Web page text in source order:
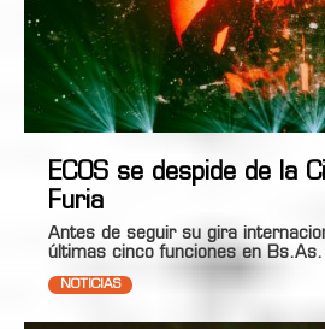
ECOS se despide de la
Furia
Antes de seguir su gira
últimas cinco funciones en Bs.As.
NOTICIAS